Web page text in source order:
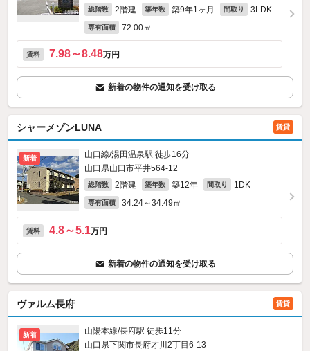
総階数 2階建 築年数 築9年1ヶ月 間取り 3LDK
専有面積 72.00㎡
賃料 7.98～8.48万円
新着の物件の通知を受け取る
シャーメゾンLUNA 賃貸
新着
山口線/湯田温泉駅 徒歩16分
山口県山口市平井564‐12
総階数 2階建 築年数 築12年 間取り 1DK
専有面積 34.24～34.49㎡
賃料 4.8～5.1万円
新着の物件の通知を受け取る
ヴァルム長府 賃貸
新着
山陽本線/長府駅 徒歩11分
山口県下関市長府才川2丁目6-13